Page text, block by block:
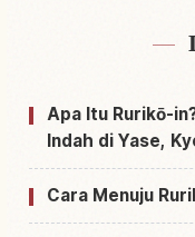
Cari penginapan
Cari aktivitas
Apa Itu Rurikō-
Indah di Yase,
Cara Menuju